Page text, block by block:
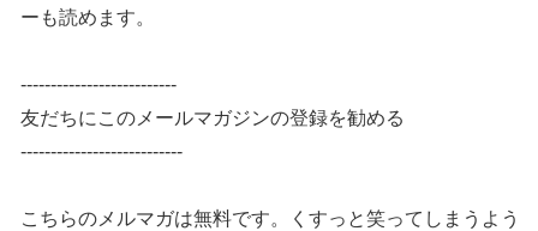
ーも読めます。
--------------------------
友だちにこのメールマガジンの登録を勧める
---------------------------
こちらのメルマガは無料です。くすっと笑ってしまうよう